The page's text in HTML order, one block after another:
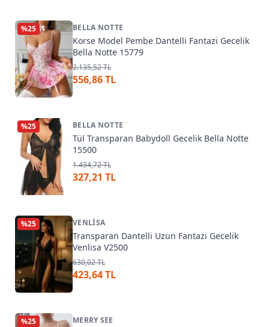
%25 BELLA NOTTE
Korse Model Pembe Dantelli Fantazi Gecelik
Bella Notte 15779
2.135,52 TL
556,86 TL
%25 BELLA NOTTE
Tül Transparan Babydoll Gecelik Bella Notte
15500
1.434,72 TL
327,21 TL
%25 VENLISA
Transparan Dantelli Uzun Fantazi Gecelik
Venlisa V2500
630,02 TL
423,64 TL
%25 MERRY SEE